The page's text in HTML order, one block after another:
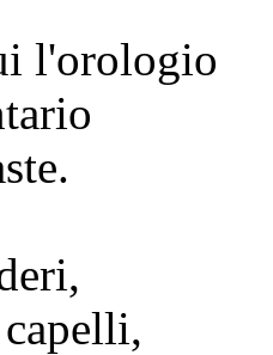
l'orologio